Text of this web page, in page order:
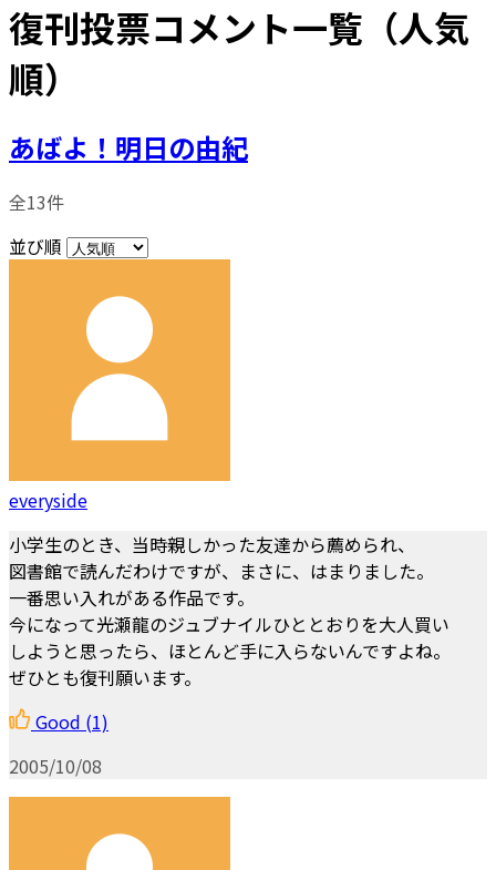
復刊投票コメント一覧（人気
順）
あばよ！明日の由紀
全13件
並び順
everyside
小学生のとき、当時親しかった友達から薦められ、
図書館で読んだわけですが、まさに、はまりました。
一番思い入れがある作品です。
今になって光瀬龍のジュブナイルひととおりを大人買い
しようと思ったら、ほとんど手に入らないんですよね。
ぜひとも復刊願います。
Good (1)
2005/10/08